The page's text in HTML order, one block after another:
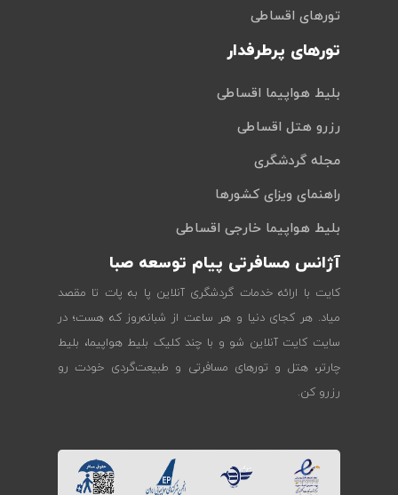
تورهای اقساطی
تورهای پرطرفدار
بلیط هواپیما اقساطی
رزرو هتل اقساطی
مجله گردشگری
راهنمای ویزای کشورها
بلیط هواپیما خارجی اقساطی
آژانس مسافرتی پیام توسعه صبا
کایت با ارائه خدمات گردشگری آنلاین پا به پات تا مقصد
میاد. هر کجای دنیا و هر ساعت از شبانه‌روز که هست؛ در
سایت کایت آنلاین شو و با چند کلیک بلیط هواپیما، بلیط
چارتر، هتل و تورهای مسافرتی و طبیعت‌گردی خودت رو
رزرو کن.